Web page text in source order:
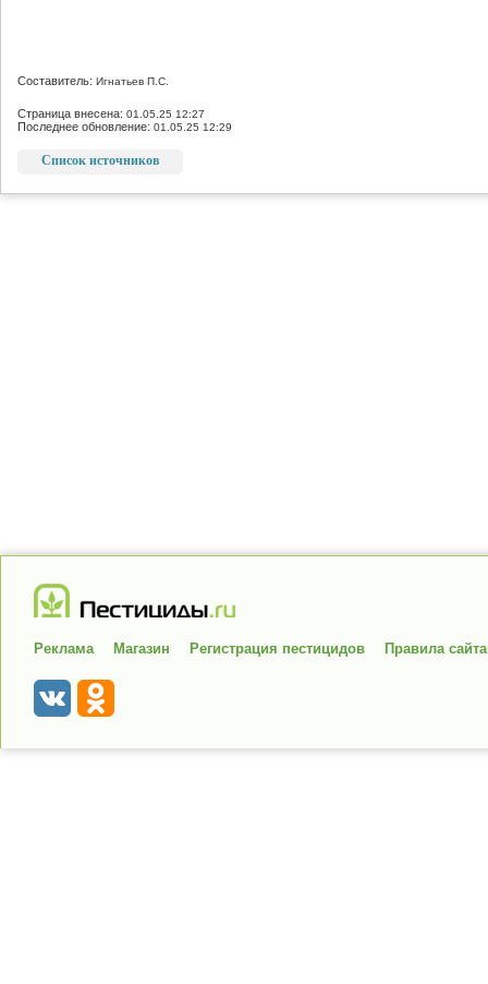
Составитель: Игнатьев П.С.
Страница внесена: 01.05.25 12:27
Последнее обновление: 01.05.25 12:29
Список источников
Реклама Магазин Регистрация пестицидов Правила сайта